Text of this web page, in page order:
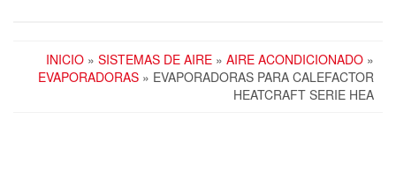
INICIO » SISTEMAS DE AIRE » AIRE ACONDICIONADO »
EVAPORADORAS » EVAPORADORAS PARA CALEFACTOR
HEATCRAFT SERIE HEA